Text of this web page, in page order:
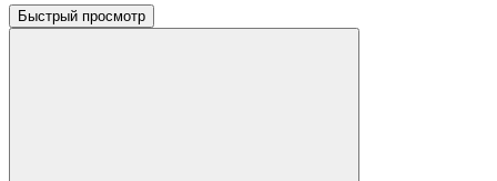
Быстрый просмотр